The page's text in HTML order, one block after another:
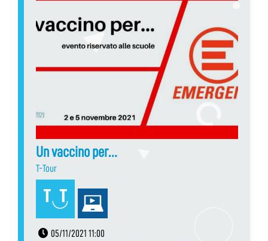
Un vaccino per…
T-Tour
05/11/2021 11:00